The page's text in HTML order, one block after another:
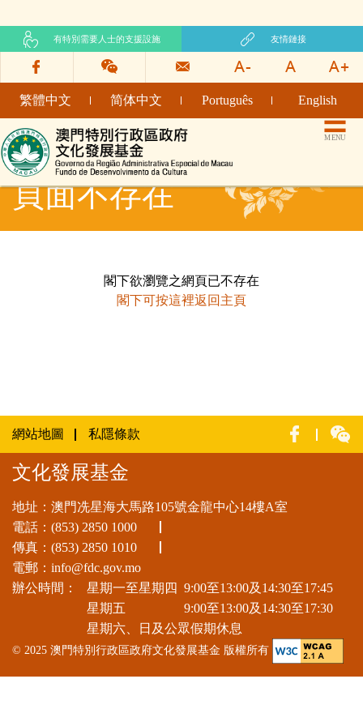
有特別需要人士的支援設施 友情鏈接
繁體中文 简体中文 Português English
文化發展基金網頁 MENU
頁面不存在
閣下欲瀏覽之網頁已不存在
閣下可按這裡返回主頁
網站地圖 私隱條款
文化發展基金
地址：澳門冼星海大馬路105號金龍中心14樓A室
電話： (853) 2850 1000
傳真：(853) 2850 1010
電郵： info@fdc.gov.mo
辦公時間： 星期一至星期四 9:00至13:00及14:30至17:45
星期五
9:00至13:00及14:30至17:30
星期六、日及公眾假期休息
© 2025 澳門特別行政區政府文化發展基金 版權所有